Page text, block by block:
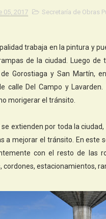
05, 2017 Secretaría de Obras
trabaja en la pintura y
de la ciudad. Luego de
Gorostiaga y San Martín,
calle Del Campo y
morigerar el tránsito.
se extienden por toda la
a mejorar el tránsito. En este
con el resto de las
cordones, estacionamientos,